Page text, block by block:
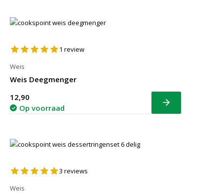
1 review
Weis
Weis Deegmenger
12,90
Op voorraad
Bekijk
3 reviews
Weis